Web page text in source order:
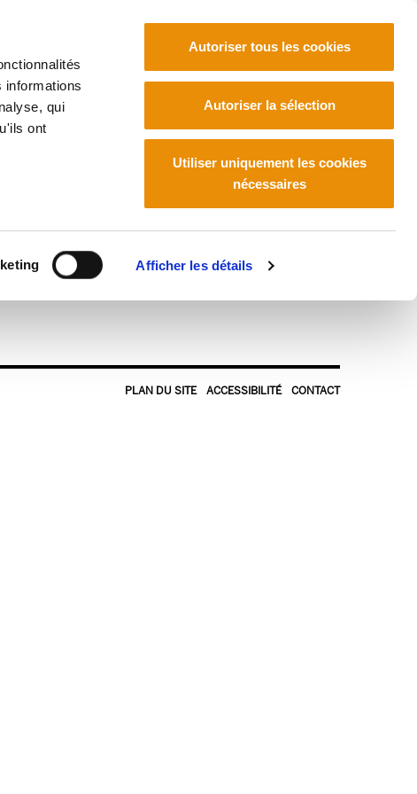
informations
qui
ont
Afficher les détails
Autoriser tous les cookies
Autoriser la sélection
Utiliser uniquement les cookies
nécessaires
PLAN DU SITE ACCESSIBILITÉ CONTACT